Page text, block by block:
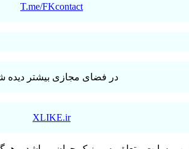
T.me/FKcontact
در فضای مجازی بیشتر دیده
XLIKE.ir